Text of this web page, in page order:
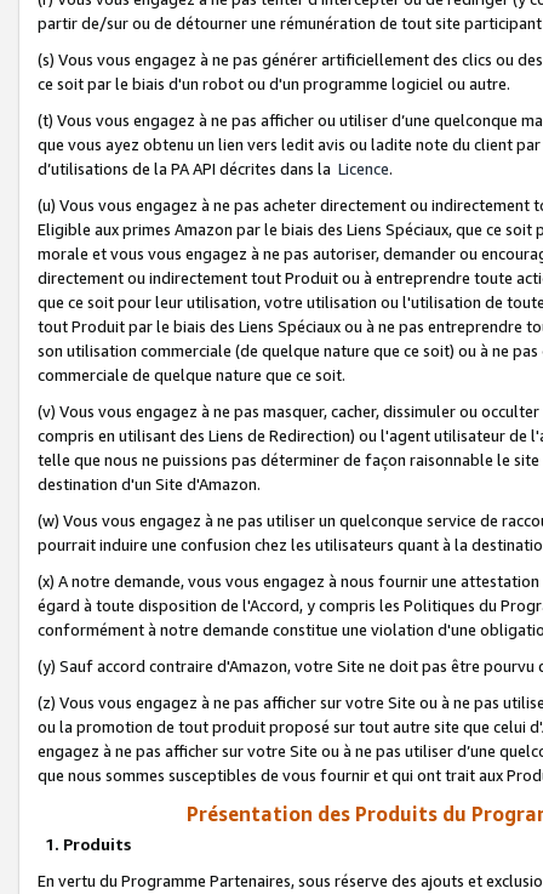
partir de/sur ou de détourner une rémunération de tout site
(s) Vous vous engagez à ne pas générer artificiellement des clics ou
ce soit par le biais d'un robot ou d'un programme logiciel ou autre.
(t) Vous vous engagez à ne pas afficher ou utiliser d’une quelconque
que vous ayez obtenu un lien vers ledit avis ou ladite note du client
d’utilisations de la PA API décrites dans la Licence.
(u) Vous vous engagez à ne pas acheter directement ou
Eligible aux primes Amazon par le biais des Liens Spéciaux, que ce
morale et vous vous engagez à ne pas autoriser, demander ou
directement ou indirectement tout Produit ou à entreprendre toute
que ce soit pour leur utilisation, votre utilisation ou l'utilisation de
tout Produit par le biais des Liens Spéciaux ou à ne pas entreprendre
son utilisation commerciale (de quelque nature que ce soit) ou à ne
commerciale de quelque nature que ce soit.
(v) Vous vous engagez à ne pas masquer, cacher, dissimuler ou
compris en utilisant des Liens de Redirection) ou l'agent utilisateur
telle que nous ne puissions pas déterminer de façon raisonnable le
destination d'un Site d'Amazon.
(w) Vous vous engagez à ne pas utiliser un quelconque service de
pourrait induire une confusion chez les utilisateurs quant à la
(x) A notre demande, vous vous engagez à nous fournir une
égard à toute disposition de l'Accord, y compris les Politiques du
conformément à notre demande constitue une violation d'une
(y) Sauf accord contraire d'Amazon, votre Site ne doit pas être
(z) Vous vous engagez à ne pas afficher sur votre Site ou à ne pas
ou la promotion de tout produit proposé sur tout autre site que celui
engagez à ne pas afficher sur votre Site ou à ne pas utiliser d’une
que nous sommes susceptibles de vous fournir et qui ont trait aux
Présentation des Produits du
1. Produits
En vertu du Programme Partenaires, sous réserve des ajouts et